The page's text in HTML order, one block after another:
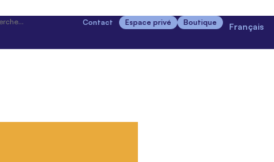
Contact Espace privé Boutique Français